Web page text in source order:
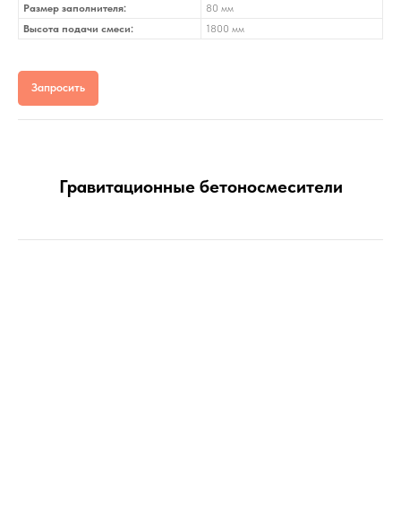
Размер заполнителя:
80 мм
Высота подачи смеси:
1800 мм
Запросить
Гравитационные бетоносмесители